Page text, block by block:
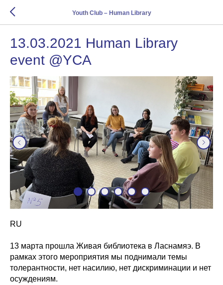
Youth Club – Human Library
13.03.2021 Human Library
event @YCA
RU
13 марта прошла Живая библиотека в Ласнамяэ. В
рамках этого мероприятия мы поднимали темы
толерантности, нет насилию, нет дискриминации и нет
осуждениям.